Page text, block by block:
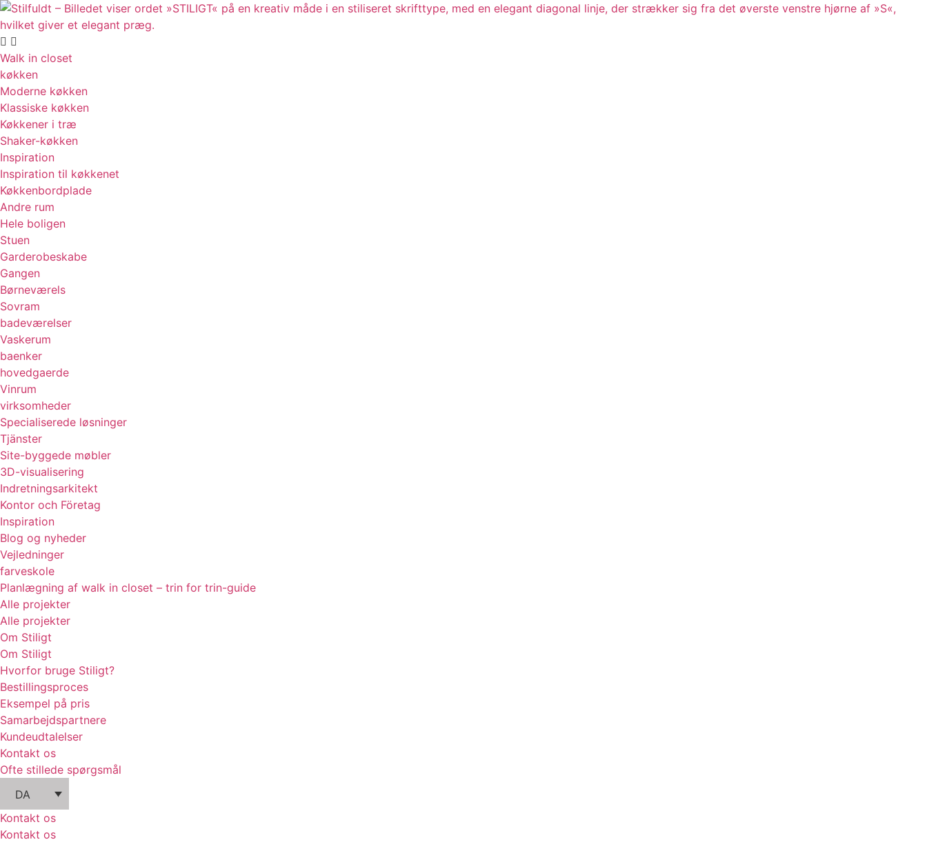
Videre
til
indhold
Walk in closet
køkken
Moderne køkken
Klassiske køkken
Køkkener i træ
Shaker-køkken
Inspiration
Inspiration til køkkenet
Køkkenbordplade
Andre rum
Hele boligen
Stuen
Garderobeskabe
Gangen
Børneværels
Sovram
badeværelser
Vaskerum
baenker
hovedgaerde
Vinrum
virksomheder
Specialiserede løsninger
Tjänster
Site-byggede møbler
3D-visualisering
Indretningsarkitekt
Kontor och Företag
Inspiration
Blog og nyheder
Vejledninger
farveskole
Planlægning af walk in closet – trin for trin-guide
Alle projekter
Alle projekter
Om Stiligt
Om Stiligt
Hvorfor bruge Stiligt?
Bestillingsproces
Eksempel på pris
Samarbejdspartnere
Kundeudtalelser
Kontakt os
Ofte stillede spørgsmål
DA
Kontakt os
Kontakt os